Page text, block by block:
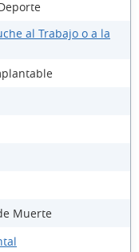
al Trabajo o a la
Muerte